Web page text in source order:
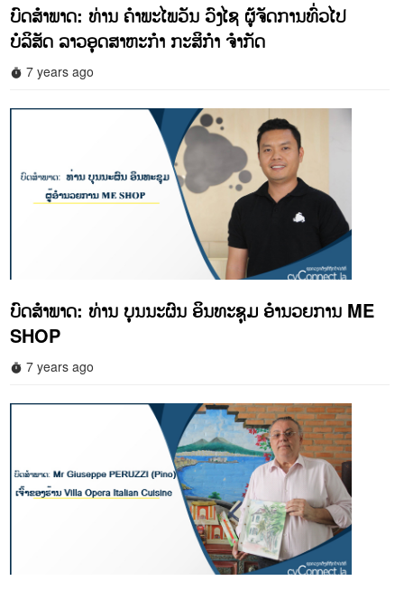
ບົດສໍາພາດ: ທ່ານ ຄໍາພະໄພວັນ ວົງໄຊ ຜູ້ຈັດການທົ່ວໄປ
ບໍລິສັດ ລາວອຸດສາຫະກໍາ ກະສິກໍາ ຈໍາກັດ
timer 7 years ago
ບົດສໍາພາດ: ທ່ານ ບຸນນະຜົນ ອິນທະຊຸມ ອໍານວຍການ ME
SHOP
timer 7 years ago